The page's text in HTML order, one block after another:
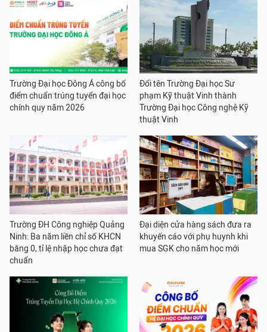
Trường Đại học Đông Á công bố
điểm chuẩn trúng tuyển đại học
chính quy năm 2026
Đổi tên Trường Đại học Sư
phạm Kỹ thuật Vinh thành
Trường Đại học Công nghệ Kỹ
thuật Vinh
Trường ĐH Công nghiệp Quảng
Ninh: Ba năm liền chỉ số KHCN
bằng 0, tỉ lệ nhập học chưa đạt
chuẩn
Đại diện cửa hàng sách đưa ra
khuyến cáo với phụ huynh khi
mua SGK cho năm học mới